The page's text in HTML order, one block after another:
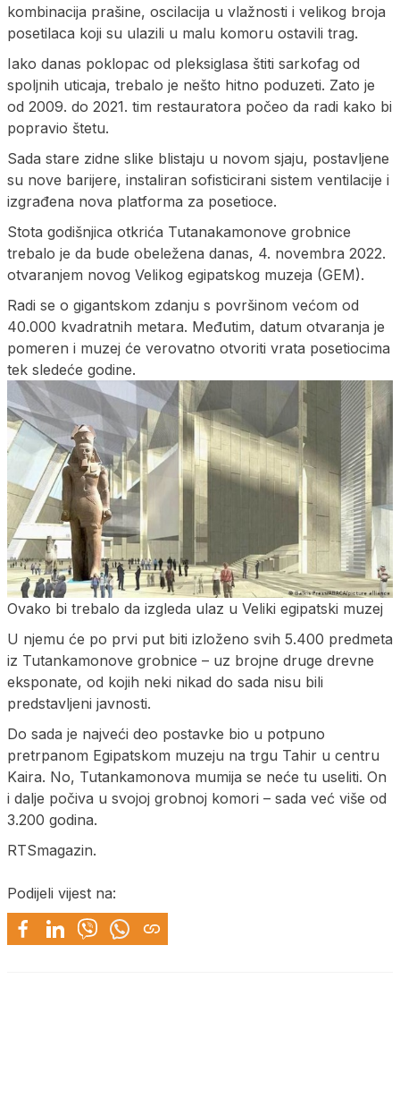
kombinacija prašine, oscilacija u vlažnosti i velikog broja
posetilaca koji su ulazili u malu komoru ostavili trag.
Iako danas poklopac od pleksiglasa štiti sarkofag od
spoljnih uticaja, trebalo je nešto hitno poduzeti. Zato je
od 2009. do 2021. tim restauratora počeo da radi kako bi
popravio štetu.
Sada stare zidne slike blistaju u novom sjaju, postavljene
su nove barijere, instaliran sofisticirani sistem ventilacije i
izgrađena nova platforma za posetioce.
Stota godišnjica otkrića Tutanakamonove grobnice
trebalo je da bude obeležena danas, 4. novembra 2022.
otvaranjem novog Velikog egipatskog muzeja (GEM).
Radi se o gigantskom zdanju s površinom većom od
40.000 kvadratnih metara. Međutim, datum otvaranja je
pomeren i muzej će verovatno otvoriti vrata posetiocima
tek sledeće godine.
Ovako bi trebalo da izgleda ulaz u Veliki egipatski muzej
U njemu će po prvi put biti izloženo svih 5.400 predmeta
iz Tutankamonove grobnice – uz brojne druge drevne
eksponate, od kojih neki nikad do sada nisu bili
predstavljeni javnosti.
Do sada je najveći deo postavke bio u potpuno
pretrpanom Egipatskom muzeju na trgu Tahir u centru
Kaira. No, Tutankamonova mumija se neće tu useliti. On
i dalje počiva u svojoj grobnoj komori – sada već više od
3.200 godina.
RTSmagazin.
Podijeli vijest na: